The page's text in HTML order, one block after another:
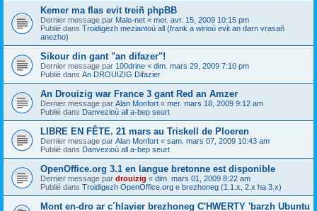
Kemer ma flas evit treiñ phpBB
Dernier message par Malo-net « mer. avr. 15, 2009 10:15 pm
Publié dans Troidigezh meziantoù all (frank a wirioù evit an darn vrasañ
anezho)
Sikour din gant "an difazer"!
Dernier message par 100drine « dim. mars 29, 2009 7:10 pm
Publié dans An DROUIZIG Difazier
An Drouizig war France 3 gant Red an Amzer
Dernier message par Alan Monfort « mer. mars 18, 2009 9:12 am
Publié dans Danvezioù all a-bep seurt
LIBRE EN FÊTE. 21 mars au Triskell de Ploeren
Dernier message par Alan Monfort « sam. mars 07, 2009 10:43 am
Publié dans Danvezioù all a-bep seurt
OpenOffice.org 3.1 en langue bretonne est disponible
Dernier message par drouizig « dim. mars 01, 2009 8:22 am
Publié dans Troidigezh OpenOffice.org e brezhoneg (1.1.x, 2.x ha 3.x)
Mont en-dro ar c´hlavier brezhoneg C'HWERTY 'barzh Ubuntu